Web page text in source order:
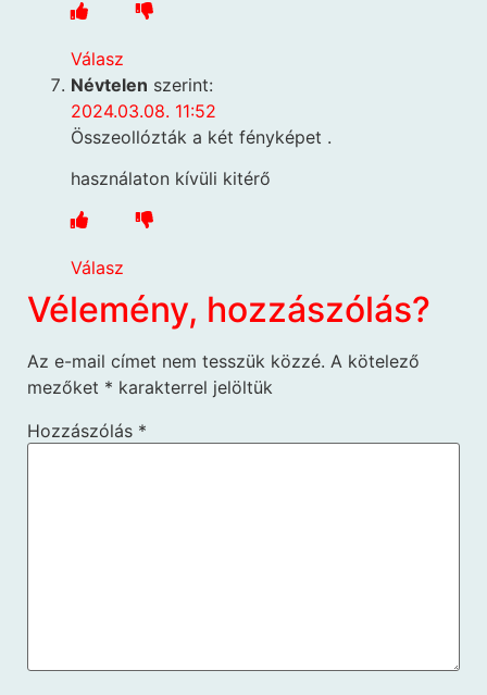
Válasz
Névtelen szerint:
2024.03.08. 11:52
Összeollózták a két fényképet .
használaton kívüli kitérő
Válasz
Vélemény, hozzászólás?
Az e-mail címet nem tesszük közzé. A kötelező
mezőket * karakterrel jelöltük
Hozzászólás *